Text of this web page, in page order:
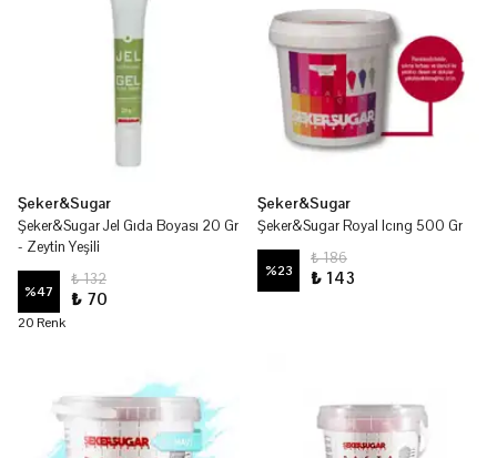
Şeker&Sugar
Şeker&Sugar Jel Gıda Boyası 20 Gr
- Zeytin Yeşili
%47
₺ 132
₺ 70
20 Renk
Şeker&Sugar
Şeker&Sugar Royal Icıng 500 Gr
%23
₺ 186
₺ 143